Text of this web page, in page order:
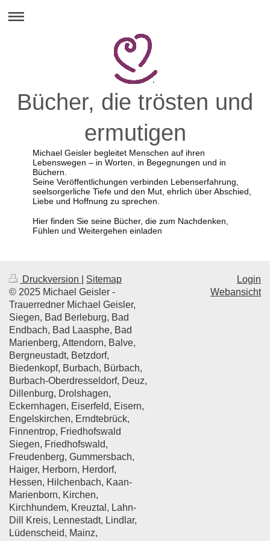
Bücher, die trösten und
ermutigen
Michael Geisler begleitet Menschen auf ihren
Lebenswegen – in Worten, in Begegnungen und in
Büchern.
Seine Veröffentlichungen verbinden Lebenserfahrung,
seelsorgerliche Tiefe und den Mut, ehrlich über Abschied,
Liebe und Hoffnung zu sprechen.
Hier finden Sie seine Bücher, die zum Nachdenken,
Fühlen und Weitergehen einladen
Druckversion
Sitemap
© 2025 Michael Geisler -
Trauerredner Michael Geisler,
Siegen, Bad Berleburg, Bad
Endbach, Bad Laasphe, Bad
Marienberg, Attendorn, Balve,
Bergneustadt, Betzdorf,
Biedenkopf, Burbach, Bürbach,
Burbach-Oberdresseldorf, Deuz,
Dillenburg, Drolshagen,
Eckernhagen, Eiserfeld, Eisern,
Engelskirchen, Erndtebrück,
Finnentrop, Friedhofswald
Siegen, Friedhofswald,
Freudenberg, Gummersbach,
Haiger, Herborn, Herdorf,
Hessen, Hilchenbach, Kaan-
Marienborn, Kirchen,
Kirchhundem, Kreuztal, Lahn-
Dill Kreis, Lennestadt, Lindlar,
Lüdenscheid, Mainz,
Login
Webansicht